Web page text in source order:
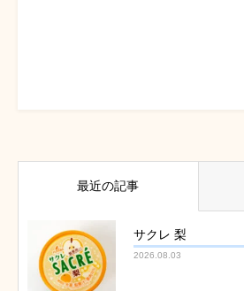
最近の記事
サクレ 梨
2026.08.03